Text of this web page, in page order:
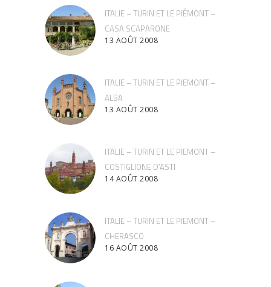
ITALIE – TURIN ET LE PIÉMONT –
CASA SCAPARONE
13 AOÛT 2008
ITALIE – TURIN ET LE PIEMONT –
ALBA
13 AOÛT 2008
ITALIE – TURIN ET LE PIEMONT –
COSTIGLIONE D’ASTI
14 AOÛT 2008
ITALIE – TURIN ET LE PIEMONT –
CHERASCO
16 AOÛT 2008